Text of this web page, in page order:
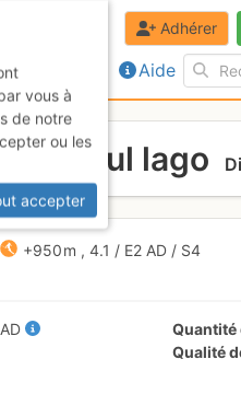
Aide
Adhérer
sul lago
+950 m ,4.1 / E2 AD / S4
AD Quantité
Qualité
vous à
de notre
ou les
accepter